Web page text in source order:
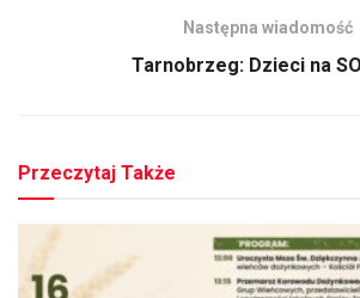
Następna wiadomość
Tarnobrzeg: Dzieci na
Przeczytaj Także